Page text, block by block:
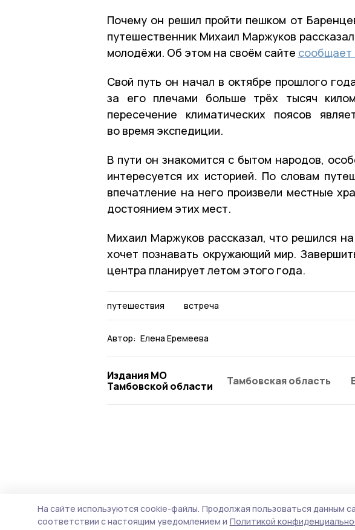
Почему он решил пройти пешком от
путешественник Михаил Маржуков
молодёжи. Об этом на своём сайте
Свой путь он начал в октябре прошлого
за его плечами больше трёх тысяч
пересечение климатических поясов
во время экспедиции.
В пути он знакомится с бытом народов,
интересуется их историей. По словам
впечатление на него произвели местные
достоянием этих мест.
Михаил Маржуков рассказал, что решился
хочет познавать окружающий мир.
центра планирует летом этого года.
путешествия встреча
Автор: Елена Еремеева
Издания МО
Тамбовской области
Тамбовская область
На сайте используются cookie-файлы. Продолжая пользоваться данным
соответствии с настоящим уведомлением и Политикой